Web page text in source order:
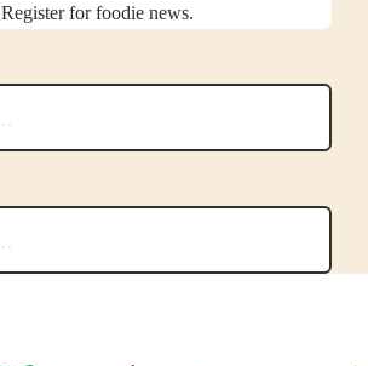
Register for foodie news.